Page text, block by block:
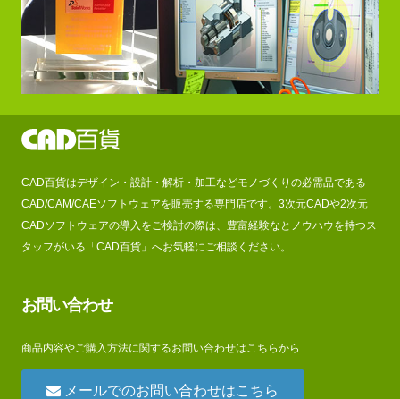
CAD百貨はデザイン・設計・解析・加工などモノづくりの必需品である
CAD/CAM/CAEソフトウェアを販売する専門店です。3次元CADや2次元
CADソフトウェアの導入をご検討の際は、豊富経験なとノウハウを持つス
タッフがいる「CAD百貨」へお気軽にご相談ください。
お問い合わせ
商品内容やご購入方法に関するお問い合わせはこちらから
メールでのお問い合わせはこちら